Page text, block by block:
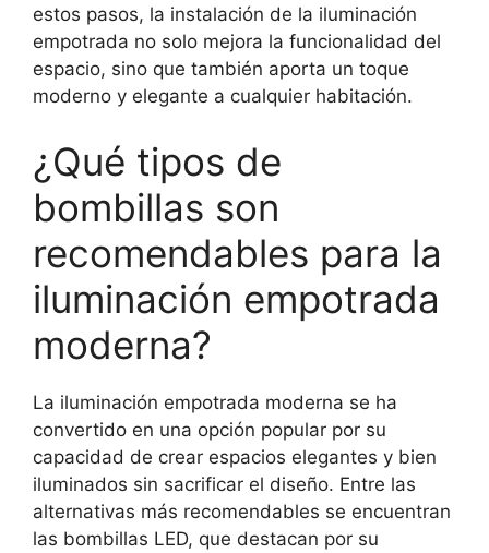
estos pasos, la instalación de la iluminación
empotrada no solo mejora la funcionalidad del
espacio, sino que también aporta un toque
moderno y elegante a cualquier habitación.
¿Qué tipos de
bombillas son
recomendables para la
iluminación empotrada
moderna?
La iluminación empotrada moderna se ha
convertido en una opción popular por su
capacidad de crear espacios elegantes y bien
iluminados sin sacrificar el diseño. Entre las
alternativas más recomendables se encuentran
las bombillas LED, que destacan por su